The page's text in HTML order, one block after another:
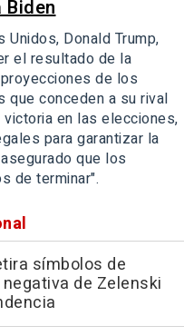
Donald Trump,
el resultado de la
de los
que conceden a su rival
en las elecciones,
para garantizar la
que los
de terminar".
símbolos de
de Zelenski